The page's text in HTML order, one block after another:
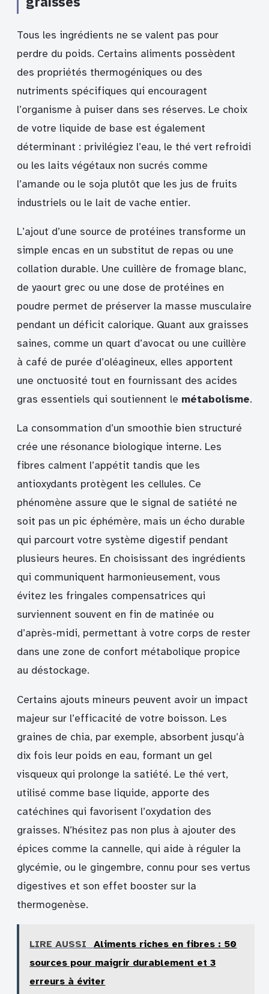
Tous les ingrédients ne se valent pas pour
perdre du poids. Certains aliments possèdent
des propriétés thermogéniques ou des
nutriments spécifiques qui encouragent
l’organisme à puiser dans ses réserves. Le choix
de votre liquide de base est également
déterminant : privilégiez l’eau, le thé vert refroidi
ou les laits végétaux non sucrés comme
l’amande ou le soja plutôt que les jus de fruits
industriels ou le lait de vache entier.
L’ajout d’une source de protéines transforme un
simple encas en un substitut de repas ou une
collation durable. Une cuillère de fromage blanc,
de yaourt grec ou une dose de protéines en
poudre permet de préserver la masse musculaire
pendant un déficit calorique. Quant aux graisses
saines, comme un quart d’avocat ou une cuillère
à café de purée d’oléagineux, elles apportent
une onctuosité tout en fournissant des acides
gras essentiels qui soutiennent le métabolisme.
La consommation d’un smoothie bien structuré
crée une résonance biologique interne. Les
fibres calment l’appétit tandis que les
antioxydants protègent les cellules. Ce
phénomène assure que le signal de satiété ne
soit pas un pic éphémère, mais un écho durable
qui parcourt votre système digestif pendant
plusieurs heures. En choisissant des ingrédients
qui communiquent harmonieusement, vous
évitez les fringales compensatrices qui
surviennent souvent en fin de matinée ou
d’après-midi, permettant à votre corps de rester
dans une zone de confort métabolique propice
au déstockage.
Certains ajouts mineurs peuvent avoir un impact
majeur sur l’efficacité de votre boisson. Les
graines de chia, par exemple, absorbent jusqu’à
dix fois leur poids en eau, formant un gel
visqueux qui prolonge la satiété. Le thé vert,
utilisé comme base liquide, apporte des
catéchines qui favorisent l’oxydation des
graisses. N’hésitez pas non plus à ajouter des
épices comme la cannelle, qui aide à réguler la
glycémie, ou le gingembre, connu pour ses vertus
digestives et son effet booster sur la
thermogenèse.
LIRE AUSSI
Aliments riches en fibres : 50
sources pour maigrir durablement et 3
erreurs à éviter